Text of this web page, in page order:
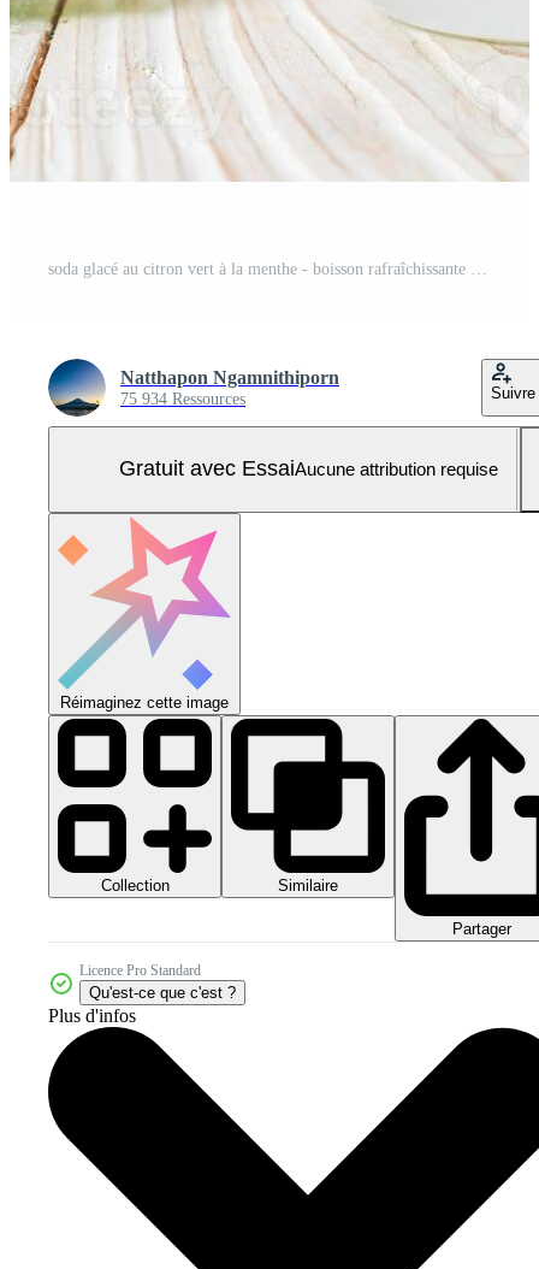
Natthapon Ngamnithiporn
75 934 Ressources Suivre
Gratuit avec EssaiAucune attribution requise
Réimaginez cette image
Collection Similaire
Partager
Licence Pro Standard
Qu'est-ce que c'est ?
Plus d'infos